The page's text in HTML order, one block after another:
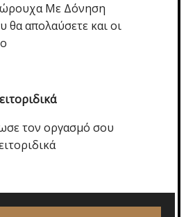
Με Δόνηση
θα απολαύσετε και οι
τον οργασμό σου